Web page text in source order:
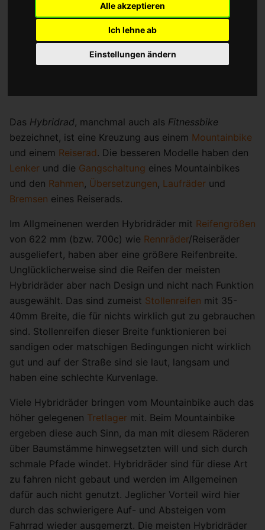
Alle akzeptieren
Ich lehne ab
Einstellungen ändern
Das Hybridrad, manchmal auch als Fitnessbike
bezeichnet, ist eine Kreuzung aus einem Mountainbike
und einem Reiserad. Die besseren Modelle haben den
Lenker und die Gangschaltung eines Mountainbikes
und den Rahmen, Übersetzungen, Laufräder und
Bremsen eines Reiserads.
Im Allgmeinenen werden Hybridräder mit Reifengrößen
von 622 mm (bzw. 700c) wie Rennräder/Reiseräder
ausgeliefert, haben aber eine größere Reifenbreite.
Unglücklicherweise sind die Reifen der meisten
Hybridräder aber nach Design und nicht nach Funktion
ausgewählt. Das sind zumeist Stollenreifen mit 35-
40mm Breite, die für nichts wirklich gut zu gebrauchen
sind. Stollenreifen dieser Breite funktionieren bei
sandigen oder matschigen Bedingungen nicht wirklich
gut und auf der Straße sind sie laut, langsam und
haben eine schlechte Kurvenlage.
Viele Hybridräder bringen vom Mountainbike auch das
höher gelegenen Tretlager mit. Beim Mountainbike
ergeben diese auch Sinn, da man mit diesem Räderen
über Baumstämme hinwegsetzten will und sich durch
schmale Pfade windet. Hybridräder sind für diese Art
zu fahren nicht gebaut und werden im Allgemeinen
dafür auch nicht genutzt. Jeglicher Vorteil wird hier
durch das schwierigere Auf- und Absteigen vom
Fahrrad wieder ausgemerzt. Die meisten Hybridräder